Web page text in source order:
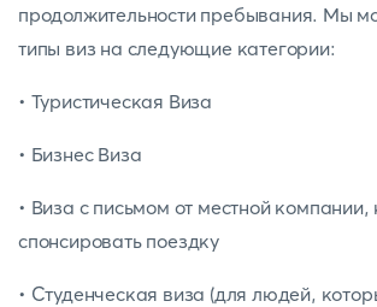
продолжительности пребывания. Мы
типы виз на следующие категории:
• Туристическая Виза
• Бизнес Виза
• Виза с письмом от местной компании,
спонсировать поездку
• Студенческая виза (для людей,